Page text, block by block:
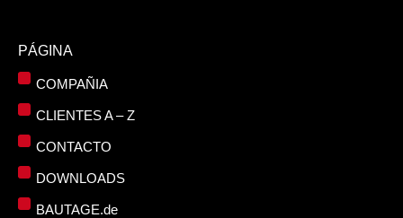
PÁGINA
COMPAÑIA
CLIENTES A – Z
CONTACTO
DOWNLOADS
BAUTAGE.de